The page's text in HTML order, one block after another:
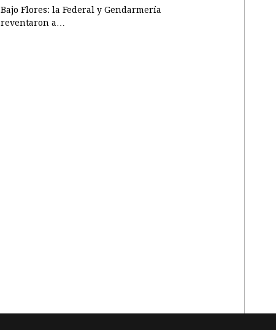
Bajo Flores: la Federal y Gendarmería
reventaron a…